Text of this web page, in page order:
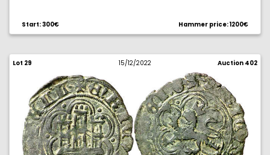
Start: 300€ Hammer price: 1200€
Lot 29 15/12/2022 Auction 402